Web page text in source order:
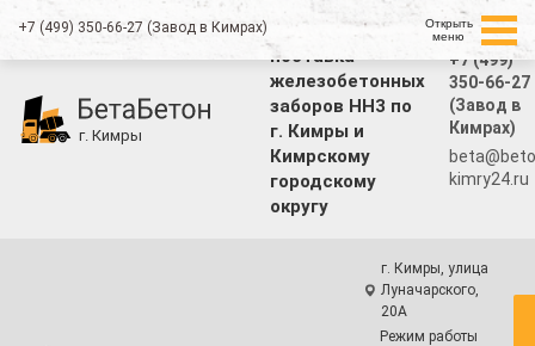
г. Кимры
Производство и
поставка
железобетонных
заборов НН3 по
г. Кимры и
Кимрскому
городскому
округу
+7 (499)
350-66-27
(Завод в
Кимрах)
kimry24.ru
г. Кимры, улица
Луначарского,
20А
Режим работы
+7 (499) 350-66-27 (Завод в Кимрах)
Открыть
меню